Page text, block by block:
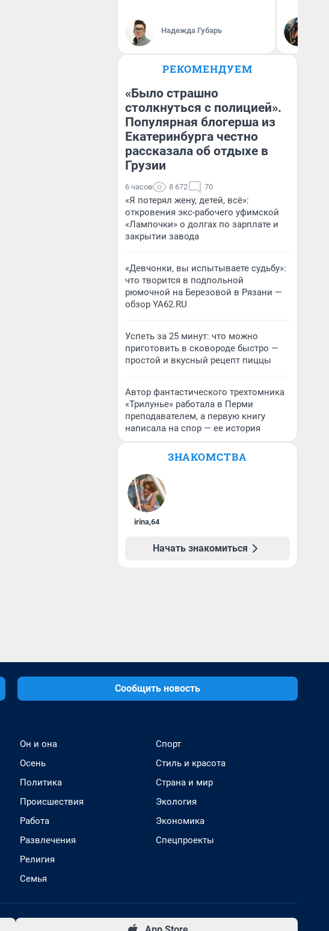
Надежда Губарь
РЕКОМЕНДУЕМ
«Было страшно
столкнуться с полицией».
Популярная блогерша из
Екатеринбурга честно
рассказала об отдыхе в
Грузии
6 часов 8 672 70
«Я потерял жену, детей, всё»:
откровения экс-рабочего уфимской
«Лампочки» о долгах по зарплате и
закрытии завода
«Девчонки, вы испытываете судьбу»:
что творится в подпольной
рюмочной на Березовой в Рязани —
обзор YA62.RU
Успеть за 25 минут: что можно
приготовить в сковороде быстро —
простой и вкусный рецепт пиццы
Автор фантастического трехтомника
«Трилунье» работала в Перми
преподавателем, а первую книгу
написала на спор — ее история
ЗНАКОМСТВА
irina,64
Начать знакомиться
Сообщить новость
Он и она
Осень
Политика
Происшествия
Работа
Развлечения
Религия
Семья
Спорт
Стиль и красота
Страна и мир
Экология
Экономика
Спецпроекты